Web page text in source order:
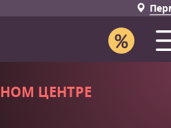
ЦЕНТРЕ